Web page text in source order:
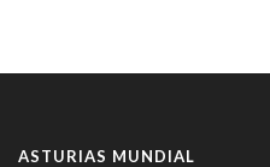
ASTURIAS MUNDIAL